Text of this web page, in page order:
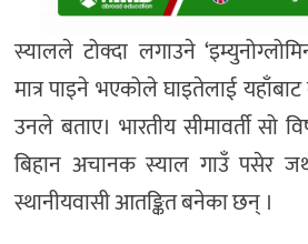
स्यालले टोक्दा लगाउने
मात्र पाइने भएकोले घाइतेलाई
उनले बताए। भारतीय सीमावर्ती सो
बिहान अचानक स्याल गाउँ पसेर
स्थानीयवासी आतङ्कित बनेका छन् ।